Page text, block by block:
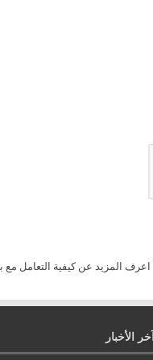
اعرف المزيد عن كيفية التعامل مع
آخر الأخبار